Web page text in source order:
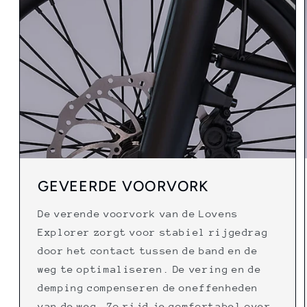
GEVEERDE VOORVORK
De verende voorvork van de Lovens
Explorer zorgt voor stabiel rijgedrag
door het contact tussen de band en de
weg te optimaliseren. De vering en de
demping compenseren de oneffenheden